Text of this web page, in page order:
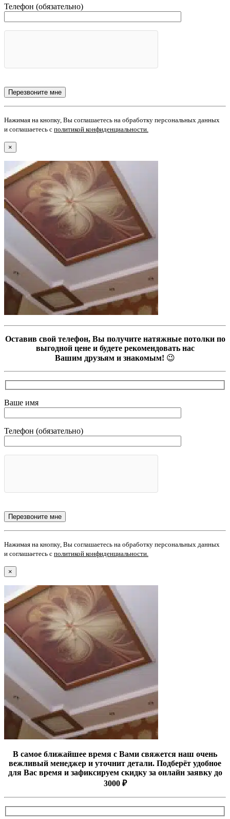
Телефон (обязательно)
Нажимая на кнопку, Вы соглашаетесь на обработку персональных данных
и соглашаетесь с политикой конфиденциальности
×
Оставив свой телефон, Вы получите натяжные потолки по
выгодной цене и будете рекомендовать нас
Вашим друзьям и знакомым! 😉
Ваше имя
Телефон (обязательно)
Нажимая на кнопку, Вы соглашаетесь на обработку персональных данных
и соглашаетесь с политикой конфиденциальности.
×
В самое ближайшее время с Вами свяжется наш очень
вежливый менеджер и уточнит детали. Подберёт удобное
для Вас время и зафиксируем скидку за онлайн заявку до
3000 ₽